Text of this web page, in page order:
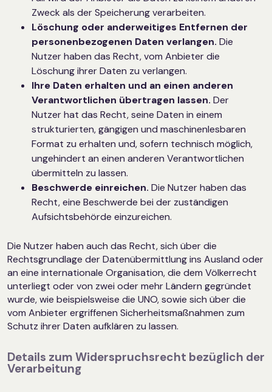
Zweck als der Speicherung verarbeiten.
Löschung oder anderweitiges Entfernen der
personenbezogenen Daten verlangen. Die
Nutzer haben das Recht, vom Anbieter die
Löschung ihrer Daten zu verlangen.
Ihre Daten erhalten und an einen anderen
Verantwortlichen übertragen lassen. Der
Nutzer hat das Recht, seine Daten in einem
strukturierten, gängigen und maschinenlesbaren
Format zu erhalten und, sofern technisch möglich,
ungehindert an einen anderen Verantwortlichen
übermitteln zu lassen.
Beschwerde einreichen. Die Nutzer haben das
Recht, eine Beschwerde bei der zuständigen
Aufsichtsbehörde einzureichen.
Die Nutzer haben auch das Recht, sich über die
Rechtsgrundlage der Datenübermittlung ins Ausland oder
an eine internationale Organisation, die dem Völkerrecht
unterliegt oder von zwei oder mehr Ländern gegründet
wurde, wie beispielsweise die UNO, sowie sich über die
vom Anbieter ergriffenen Sicherheitsmaßnahmen zum
Schutz ihrer Daten aufklären zu lassen.
Details zum Widerspruchsrecht bezüglich der
Verarbeitung